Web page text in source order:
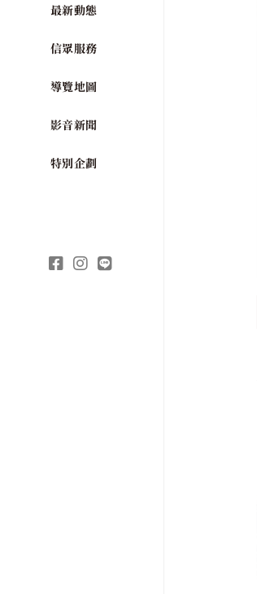
最新動態
信眾服務
導覽地圖
影音新聞
特別企劃